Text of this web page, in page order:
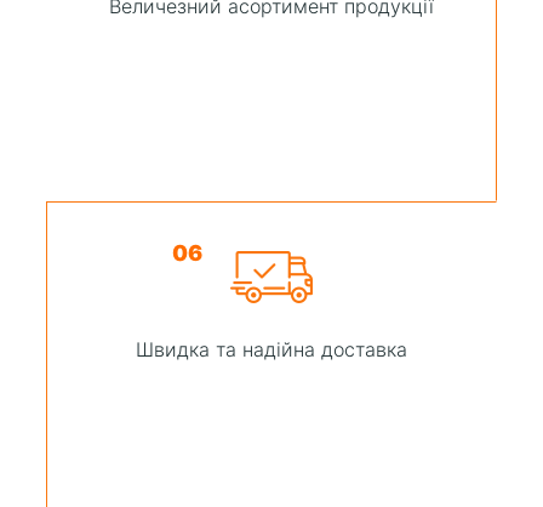
Величезний асортимент продукції
06
Швидка та надійна доставка